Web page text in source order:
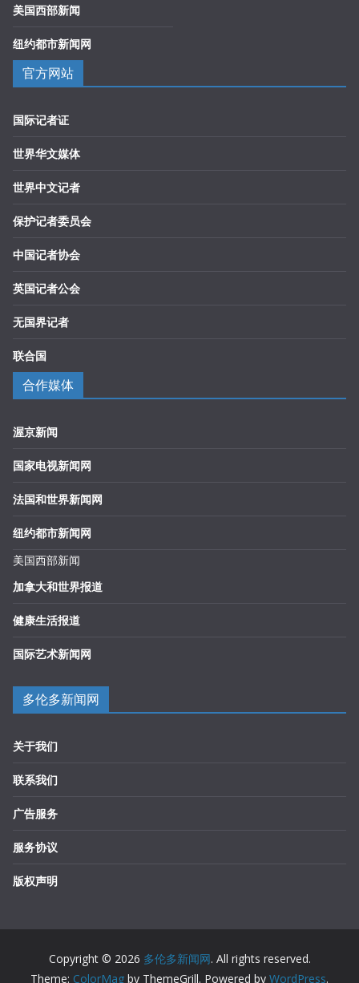
美国西部新闻
纽约都市新闻网
官方网站
国际记者证
世界华文媒体
世界中文记者
保护记者委员会
中国记者协会
英国记者公会
无国界记者
联合国
合作媒体
渥京新闻
国家电视新闻网
法国和世界新闻网
纽约都市新闻网
美国西部新闻
加拿大和世界报道
健康生活报道
国际艺术新闻网
多伦多新闻网
关于我们
联系我们
广告服务
服务协议
版权声明
Copyright © 2026 多伦多新闻网. All rights reserved.
Theme: ColorMag by ThemeGrill. Powered by WordPress.